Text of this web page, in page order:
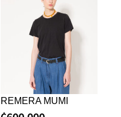
REMERA MUMI